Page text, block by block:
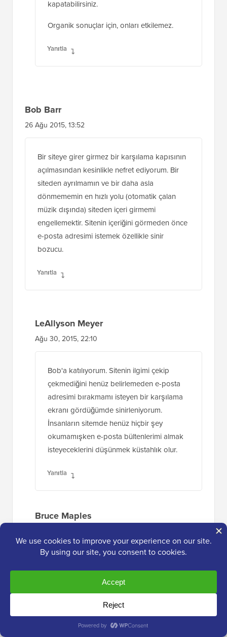
kapatabilirsiniz.
Organik sonuçlar için, onları etkilemez.
Yanıtla
Bob Barr
26 Ağu 2015, 13:52
Bir siteye girer girmez bir karşılama kapısının
açılmasından kesinlikle nefret ediyorum. Bir
siteden ayrılmamın ve bir daha asla
dönmememin en hızlı yolu (otomatik çalan
müzik dışında) siteden içeri girmemi
engellemektir. Sitenin içeriğini görmeden önce
e-posta adresimi istemek özellikle sinir
bozucu.
Yanıtla
LeAllyson Meyer
Ağu 30, 2015, 22:10
Bob'a katılıyorum. Sitenin ilgimi çekip
çekmediğini henüz belirlemeden e-posta
adresimi bırakmamı isteyen bir karşılama
ekranı gördüğümde sinirleniyorum.
İnsanların sitemde henüz hiçbir şey
okumamışken e-posta bültenlerimi almak
isteyeceklerini düşünmek küstahlık olur.
Yanıtla
Bruce Maples
bozucu hale geliyorlar. Daha fazla bülten
kaydı ve site kaydı almak isterim - kim
istemez ki? - ama sürekli yüzünüze karşı
yapılan bu rahatsızlık, siteyi terk etmeme